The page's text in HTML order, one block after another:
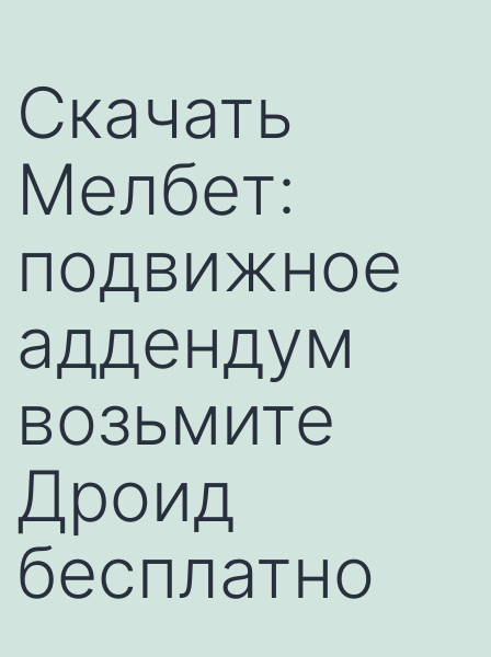
Скачать
Мелбет:
подвижное
аддендум
возьмите
Дроид
бесплатно